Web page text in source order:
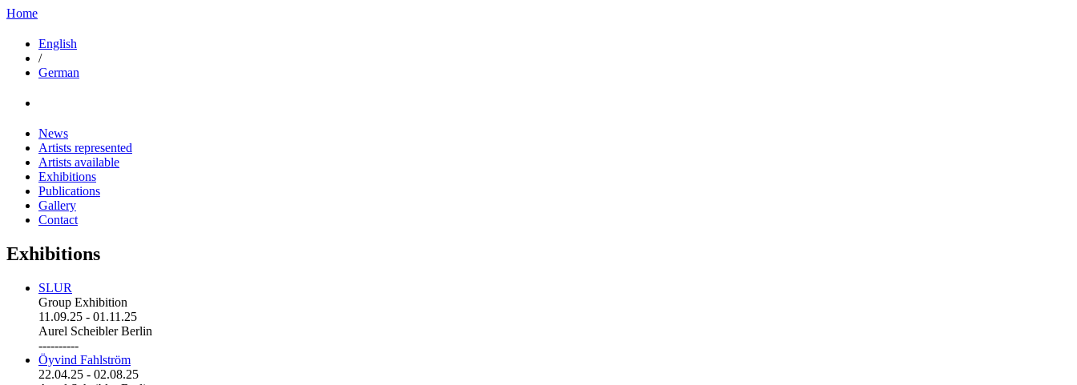
Home
English
/
German
News
Artists represented
Artists available
Exhibitions
Publications
Gallery
Contact
Exhibitions
SLUR
Group Exhibition
11.09.25 - 01.11.25
Aurel Scheibler Berlin
----------
Öyvind Fahlström
22.04.25 - 02.08.25